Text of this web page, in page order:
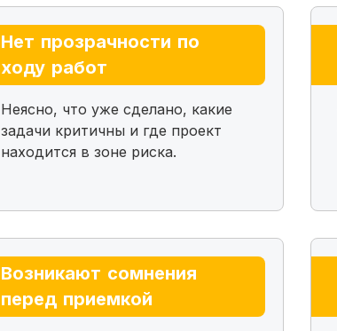
Нет прозрачности по
ходу работ
Неясно, что уже сделано, какие
задачи критичны и где проект
находится в зоне риска.
Возникают сомнения
перед приемкой